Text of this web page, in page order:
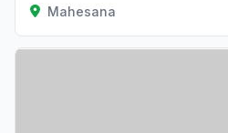
Mahesana